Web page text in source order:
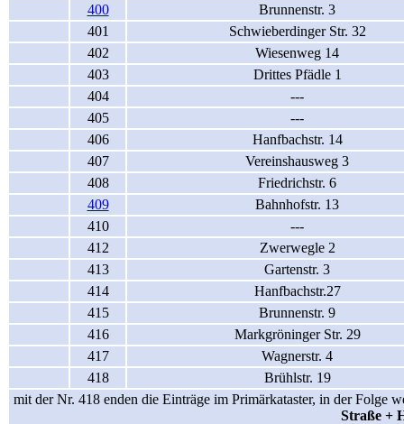
400
Brunnenstr. 3
401
Schwieberdinger Str. 32
402
Wiesenweg 14
403
Drittes Pfädle 1
404
---
405
---
406
Hanfbachstr. 14
407
Vereinshausweg 3
408
Friedrichstr. 6
409
Bahnhofstr. 13
410
---
412
Zwerwegle 2
413
Gartenstr. 3
414
Hanfbachstr.27
415
Brunnenstr. 9
416
Markgröninger Str. 29
417
Wagnerstr. 4
418
Brühlstr. 19
mit der Nr. 418 enden die Einträge im Primärkataster, in der Folge
Straße +